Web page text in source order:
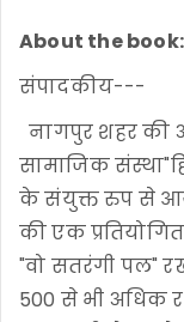
About the book:
संपादकीय---
नागपुर शहर की
सामाजिक
के संयुक्त रुप से
की एक
"वो सतरंगी पल"
500 से भी अधिक